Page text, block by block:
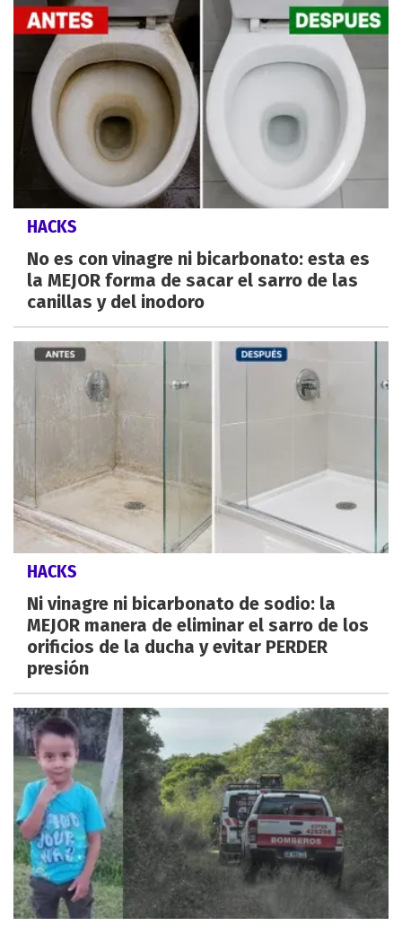
HACKS
No es con vinagre ni bicarbonato: esta es
la MEJOR forma de sacar el sarro de las
canillas y del inodoro
HACKS
Ni vinagre ni bicarbonato de sodio: la
MEJOR manera de eliminar el sarro de los
orificios de la ducha y evitar PERDER
presión